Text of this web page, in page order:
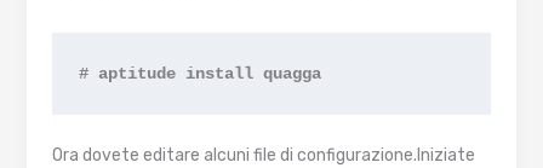
# aptitude install quagga
Ora dovete editare alcuni file di configurazione.Iniziate